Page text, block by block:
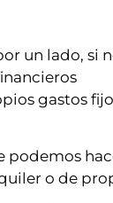
un lado, si
gastos
podemos
o de